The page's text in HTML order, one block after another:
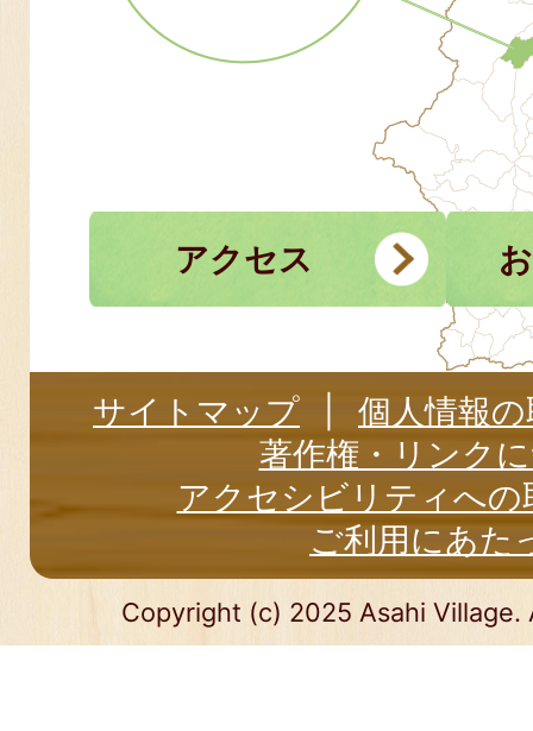
アクセス
サイトマップ
個人情報
著作権・リンク
アクセシビリティへの
ご利用にあた
Copyright (c) 2025 Asahi Village.